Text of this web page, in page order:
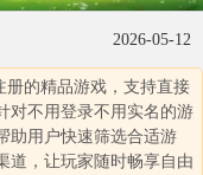
2026-05-12
册的精品游戏，支持直接
对不用登录不用实名的游
助用户快速筛选合适游
道，让玩家随时畅享自由